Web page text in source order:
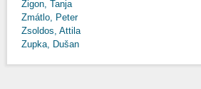
Žigon, Tanja
Zmátlo, Peter
Zsoldos, Attila
Zupka, Dušan